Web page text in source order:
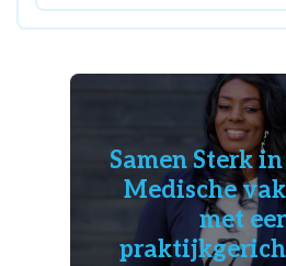
Samen Sterk
Medische
met